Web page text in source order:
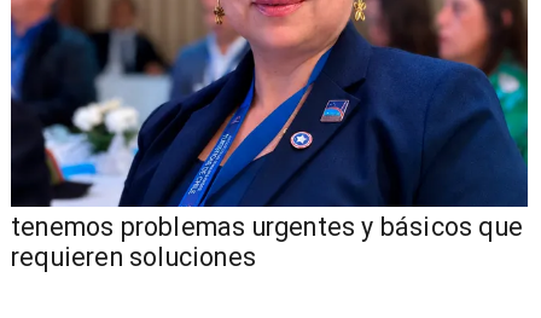
"Los problemas de seguridad que ha tenido
la comuna de Pucón"